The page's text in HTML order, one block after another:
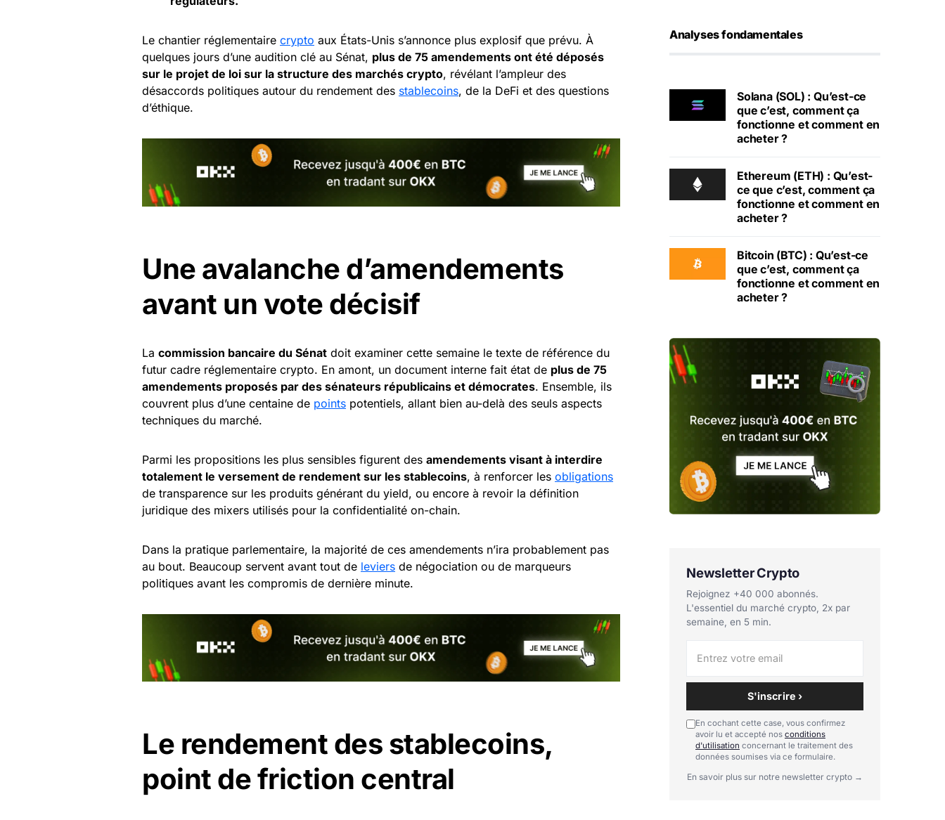
Le chantier réglementaire crypto aux États-Unis s’annonce plus explosif que prévu. À
quelques jours d’une audition clé au Sénat, plus de 75 amendements ont été déposés
sur le projet de loi sur la structure des marchés crypto, révélant l’ampleur des
désaccords politiques autour du rendement des stablecoins, de la DeFi et des questions
d’éthique.
Une avalanche d’amendements
avant un vote décisif
La commission bancaire du Sénat doit examiner cette semaine le texte de référence du
futur cadre réglementaire crypto. En amont, un document interne fait état de plus de 75
amendements proposés par des sénateurs républicains et démocrates. Ensemble, ils
couvrent plus d’une centaine de points potentiels, allant bien au-delà des seuls aspects
techniques du marché.
Parmi les propositions les plus sensibles figurent des amendements visant à interdire
totalement le versement de rendement sur les stablecoins, à renforcer les obligations
de transparence sur les produits générant du yield, ou encore à revoir la définition
juridique des mixers utilisés pour la confidentialité on-chain.
Dans la pratique parlementaire, la majorité de ces amendements n’ira probablement pas
au bout. Beaucoup servent avant tout de leviers de négociation ou de marqueurs
politiques avant les compromis de dernière minute.
Le rendement des stablecoins,
point de friction central
Analyses fondamentales
Solana (SOL) : Qu’est-ce
que c’est, comment ça
fonctionne et comment en
acheter ?
Ethereum (ETH) : Qu’est-
ce que c’est, comment ça
fonctionne et comment en
acheter ?
Bitcoin (BTC) : Qu’est-ce
que c’est, comment ça
fonctionne et comment en
acheter ?
Newsletter Crypto
Rejoignez +40 000 abonnés.
L'essentiel du marché crypto, 2x par
semaine, en 5 min.
S'inscrire ›
En cochant cette case, vous confirmez
avoir lu et accepté nos conditions
d'utilisation concernant le traitement des
données soumises via ce formulaire.
En savoir plus sur notre newsletter crypto →